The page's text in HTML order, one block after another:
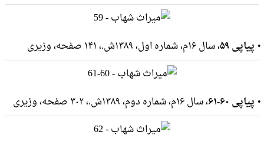
پیاپی ۵۹ ، سال ۱۶م، شماره اول، ۱۳۸۹ش.، ۱۴۱ صفحه، وزيرى
پیاپی ۶۰-۶۱ ، سال ۱۶م، شماره دوم، ۱۳۸۹ش.، ۳۰۲ صفحه، وزيرى